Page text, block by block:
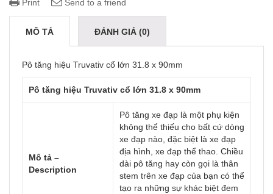
Print Send to a friend
MÔ TẢ ĐÁNH GIÁ (0)
Pô tăng hiệu Truvativ cổ lớn 31.8 x 90mm
Pô tăng hiệu Truvativ cổ lớn 31.8 x 90mm
Mô tả –
Description
Pô tăng xe đạp là một phụ kiện
không thể thiếu cho bất cứ dòng
xe đạp nào, đặc biệt là xe đạp
địa hình, xe đạp thể thao. Chiều
dài pô tăng hay còn gọi là thân
stem trên xe đạp của bạn có thể
tạo ra những sự khác biệt đem